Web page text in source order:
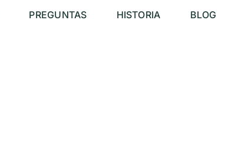
PREGUNTAS HISTORIA BLOG